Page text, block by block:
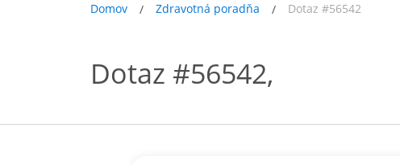
Domov Zdravotná poradňa Dotaz #56542
Dotaz #56542,